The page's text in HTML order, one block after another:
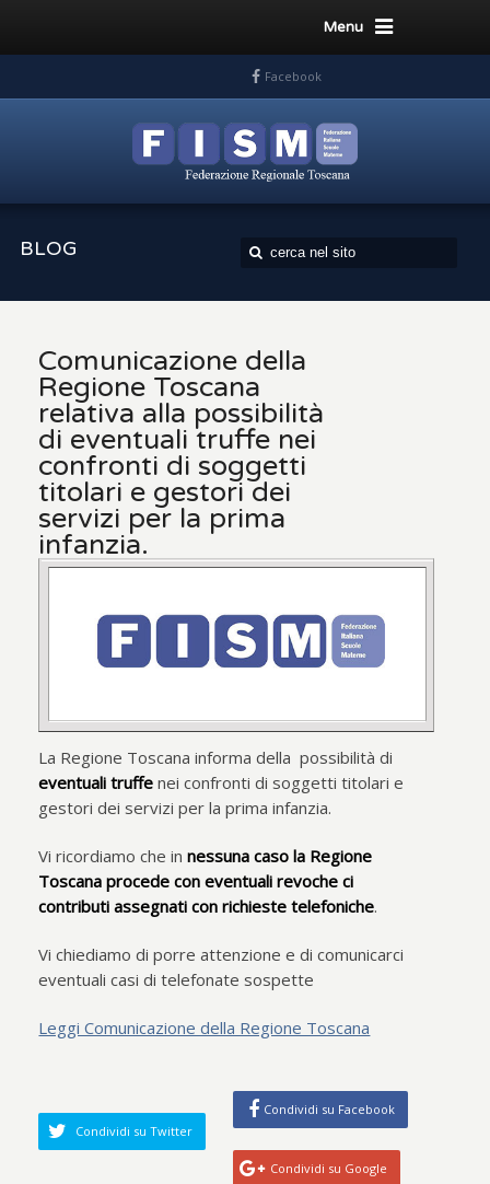
Menu
Facebook
BLOG
Comunicazione della
Regione Toscana
relativa alla possibilità
di eventuali truffe nei
confronti di soggetti
titolari e gestori dei
servizi per la prima
infanzia.
La Regione Toscana informa della possibilità di
eventuali truffe nei confronti di soggetti titolari e
gestori dei servizi per la prima infanzia.
Vi ricordiamo che innessuna caso la Regione
Toscana procede con eventuali revoche ci
contributi assegnati con richieste telefoniche.
Vi chiediamo di porre attenzione e di comunicarci
eventuali casi di telefonate sospette
Leggi Comunicazione della Regione Toscana
Condividi su Twitter
Condividi su Facebook
Condividi su Google